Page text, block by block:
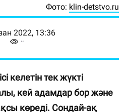
Фото: klin-detstvo.ru
2022, 13:36
келетін тек жүкті
кей адамдар бор және
көреді. Сондай-ақ